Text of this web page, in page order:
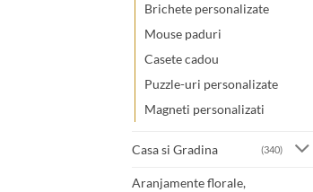
Brichete personalizate
Mouse paduri
Casete cadou
Puzzle-uri personalizate
Magneti personalizati
Casa si Gradina (340)
Aranjamente florale,